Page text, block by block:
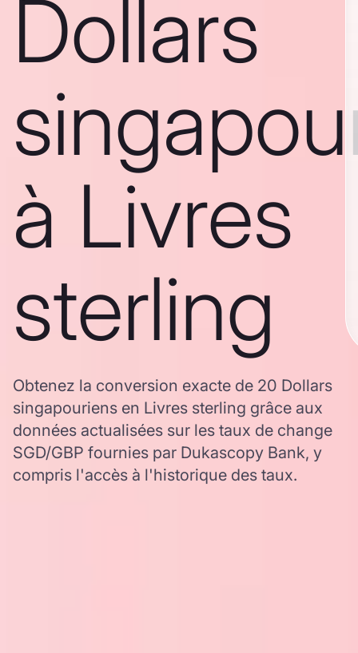
Dollars
à Livres
sterling
Obtenez la conversion exacte de 20 Dollars
singapouriens en Livres sterling grâce aux
données actualisées sur les taux de change
SGD/GBP fournies par Dukascopy Bank, y
compris l'accès à l'historique des taux.